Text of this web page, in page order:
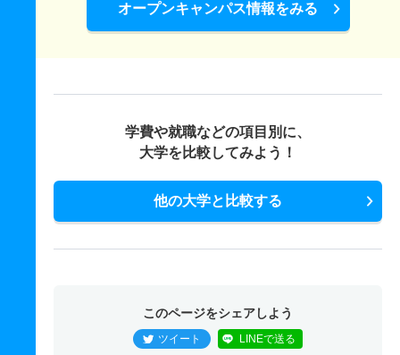
オープンキャンパス情報をみる
学費や就職などの項目別に、
大学を比較してみよう！
他の大学と比較する
このページをシェアしよう
ツイート LINEで送る